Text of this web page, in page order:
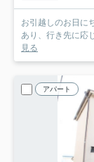
お引越しのお日に
あり、行き先に応
見る
アパート